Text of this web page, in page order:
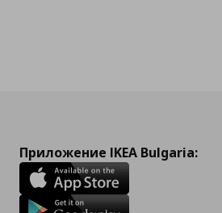
Приложение IKEA Bulgaria: